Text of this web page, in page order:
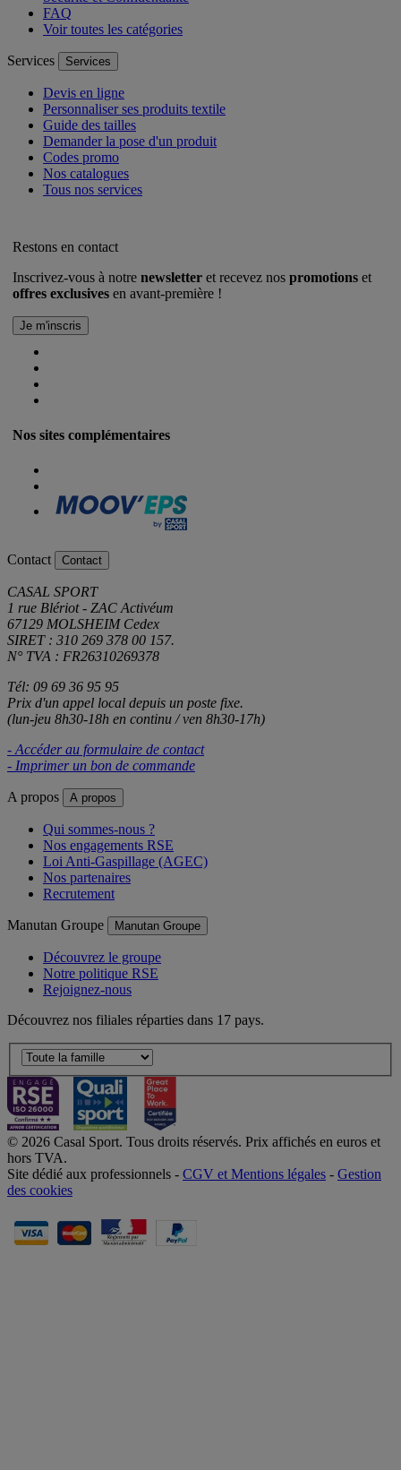
FAQ
Voir toutes les catégories
Services Services
Devis en ligne
Personnaliser ses produits textile
Guide des tailles
Demander la pose d'un produit
Codes promo
Nos catalogues
Tous nos services
Restons en contact
Inscrivez-vous à notre newsletter et recevez nos promotions et
offres exclusives en avant-première !
Nos sites complémentaires
Contact Contact
CASAL SPORT
1 rue Blériot - ZAC Activéum
67129 MOLSHEIM Cedex
SIRET : 310 269 378 00 157.
N° TVA : FR26310269378
Tél: 09 69 36 95 95
Prix d'un appel local depuis un poste fixe.
(lun-jeu 8h30-18h en continu / ven 8h30-17h)
- Accéder au formulaire de contact
- Imprimer un bon de commande
A propos A propos
Qui sommes-nous ?
Nos engagements RSE
Loi Anti-Gaspillage (AGEC)
Nos partenaires
Recrutement
Manutan Groupe Manutan Groupe
Découvrez le groupe
Notre politique RSE
Rejoignez-nous
Découvrez nos filiales réparties dans 17 pays.
© 2026 Casal Sport. Tous droits réservés. Prix affichés en euros et
hors TVA.
Site dédié aux professionnels - CGV et Mentions légales - Gestion
des cookies